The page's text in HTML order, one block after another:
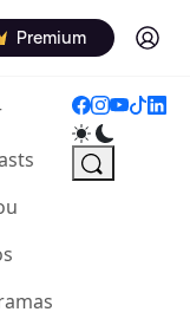
Premium Log in
(current)